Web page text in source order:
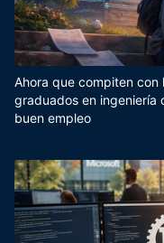
Ahora que compiten con
graduados en ingeniería
buen empleo